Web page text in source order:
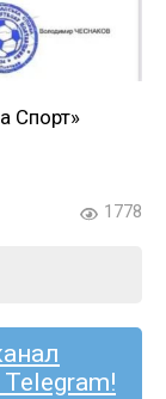
Спорт»
1778